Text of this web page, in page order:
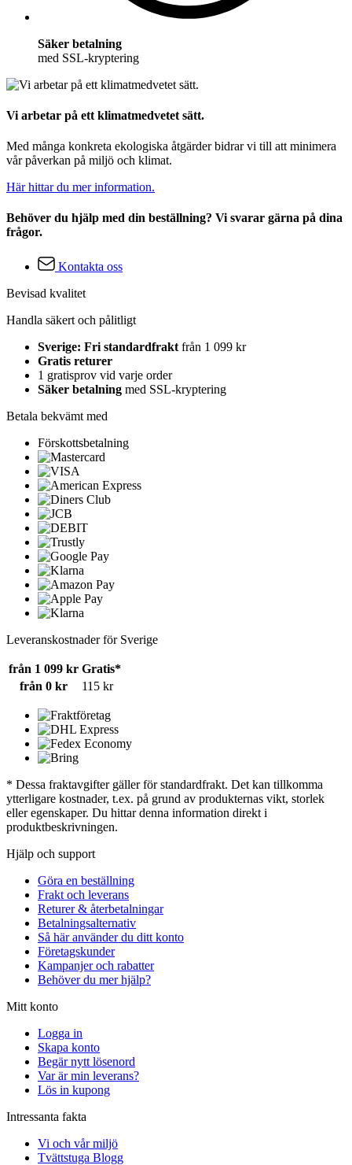
Säker betalning
med SSL-kryptering
Vi arbetar på ett klimatmedvetet sätt.
Med många konkreta ekologiska åtgärder bidrar vi till att minimera
vår påverkan på miljö och klimat.
Här hittar du mer information.
Behöver du hjälp med din beställning? Vi svarar gärna på dina
frågor.
Kontakta oss
Bevisad kvalitet
Handla säkert och pålitligt
Sverige: Fri standardfrakt från 1 099 kr
Gratis returer
1 gratisprov vid varje order
Säker betalning med SSL-kryptering
Betala bekvämt med
Förskottsbetalning
Leveranskostnader för Sverige
från 1 099 kr Gratis*
från 0 kr
115 kr
* Dessa fraktavgifter gäller för standardfrakt. Det kan tillkomma
ytterligare kostnader, t.ex. på grund av produkternas vikt, storlek
eller egenskaper. Du hittar denna information direkt i
produktbeskrivningen.
Hjälp och support
Göra en beställning
Frakt och leverans
Returer & återbetalningar
Betalningsalternativ
Så här använder du ditt konto
Företagskunder
Kampanjer och rabatter
Behöver du mer hjälp?
Mitt konto
Logga in
Skapa konto
Begär nytt lösenord
Var är min leverans?
Lös in kupong
Intressanta fakta
Vi och vår miljö
Tvättstuga Blogg